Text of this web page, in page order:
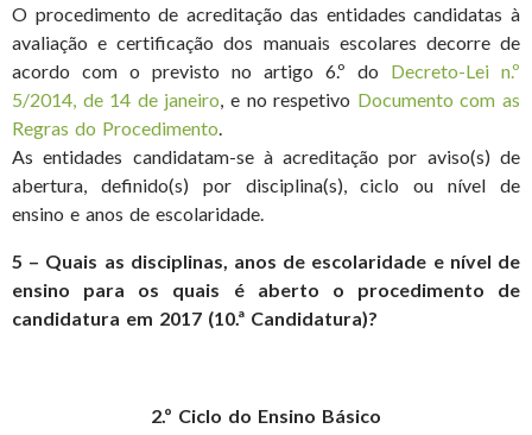
O procedimento de acreditação das entidades candidatas à
avaliação e certificação dos manuais escolares decorre de
acordo com o previsto no artigo 6.º do Decreto-Lei n.º
5/2014, de 14 de janeiro , e no respetivo Documento com as
Regras do Procedimento
As entidades candidatam-se à acreditação por aviso(s) de
abertura, definido(s) por disciplina(s), ciclo ou nível de
ensino e anos de escolaridade.
5 – Quais as disciplinas, anos de escolaridade e nível de
ensino para os quais é aberto o procedimento de
candidatura em 2017 (10.ª Candidatura)?
2.º Ciclo do Ensino Básico